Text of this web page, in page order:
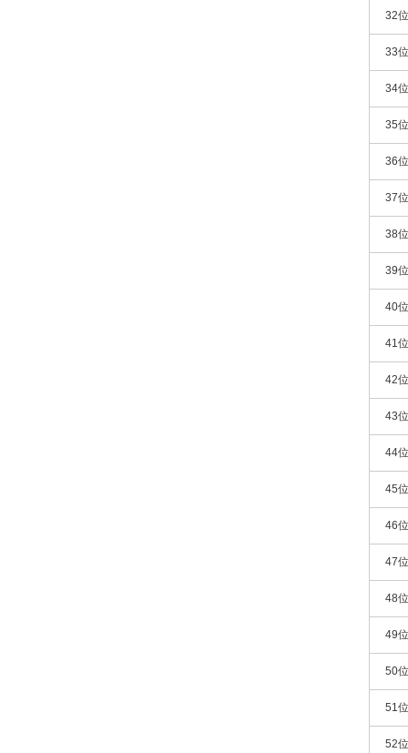
32位
33位
34位
35位
36位
37位
38位
39位
40位
41位
42位
43位
44位
45位
46位
47位
48位
49位
50位
51位
52位